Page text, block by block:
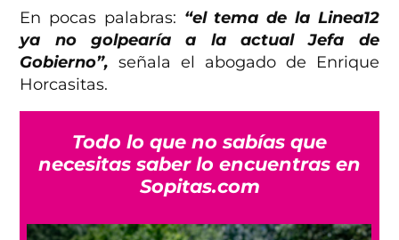
En pocas palabras: “el tema de la Linea12
ya no golpearía a la actual Jefa de
Gobierno”, señala el abogado de Enrique
Horcasitas.
Todo lo que no sabías que
necesitas saber lo encuentras en
Sopitas.com